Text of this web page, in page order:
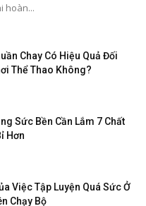
hoàn...
Chay Có Hiệu Quả Đối
Thể Thao Không?
Sức Bền Cần Lắm 7 Chất
Hơn
Việc Tập Luyện Quá Sức Ở
Chạy Bộ